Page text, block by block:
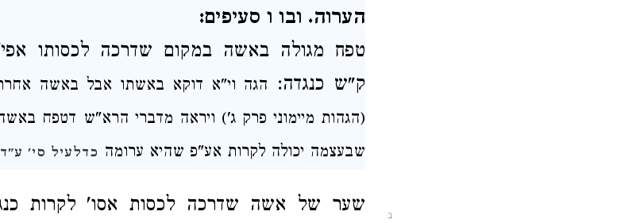
הערוה. ובו ו סעיפים:
טפח מגולהבאשהבמקום שדרכהלכסותו
ק"ש כנגדה: הגה וי"א דוקא באשתו אבל באשה
(הגהות מיימוני פרק ג') ויראה מדברי הרא"ש דטפח
שבעצמה יכולה לקרות אע"פ שהיא ערומה כדלעיל סי' ע"ד
ב שער של אשה שדרכה לכסות אסו' לקרות